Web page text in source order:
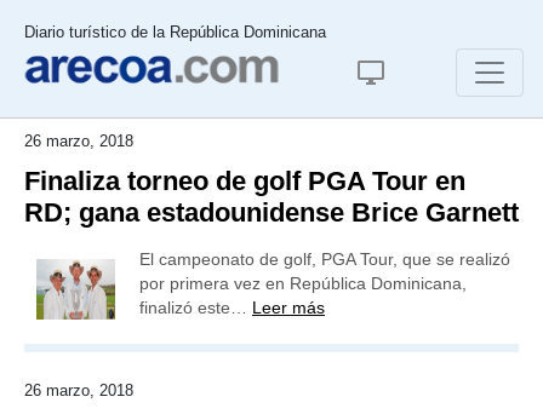
Diario turístico de la República Dominicana
26 marzo, 2018
Finaliza torneo de golf PGA Tour en
RD; gana estadounidense Brice Garnett
El campeonato de golf, PGA Tour, que se realizó
por primera vez en República Dominicana,
finalizó este… Leer más
26 marzo, 2018